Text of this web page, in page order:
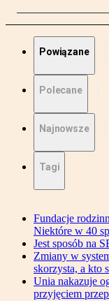
Powiązane
Polecane
Najnowsze
Tagi
Fundacje
Niektóre w 40
Jest sposób na
Zmiany w
skorzysta, a kto
Unia nakazuje
przyjęciem